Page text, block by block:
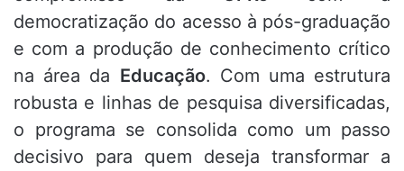
democratização do acesso à pós-graduação
e com a produção de conhecimento crítico
na área da Educação. Com uma estrutura
robusta e linhas de pesquisa diversificadas,
o programa se consolida como um passo
decisivo para quem deseja transformar a